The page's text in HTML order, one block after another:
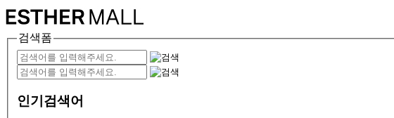
검색폼
인기검색어